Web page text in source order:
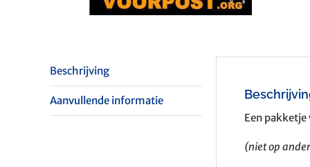
Beschrijving
Aanvullende informatie
Een
(niet op